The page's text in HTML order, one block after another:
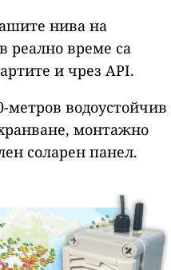
нива на
реално време са
и чрез API.
метров водоустойчив
монтажно
соларен панел.